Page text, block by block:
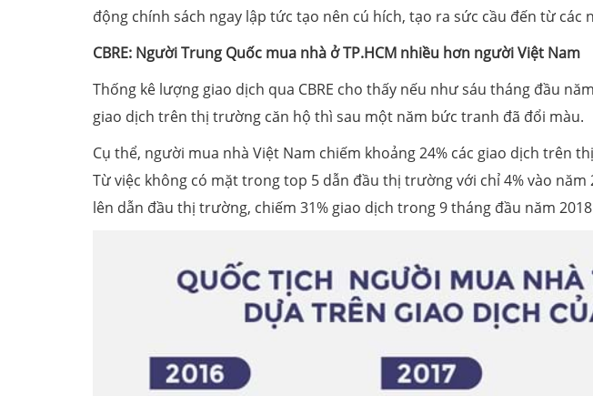
động chính sách ngay lập tức tạo nên cú hích, tạo ra sức cầu đến từ các
CBRE: Người Trung Quốc mua nhà ở TP.HCM nhiều hơn người Việt Nam
Thống kê lượng giao dịch qua CBRE cho thấy nếu như sáu tháng đầu
giao dịch trên thị trường căn hộ thì sau một năm bức tranh đã đổi màu.
Cụ thể, người mua nhà Việt Nam chiếm khoảng 24% các giao dịch trên
Từ việc không có mặt trong top 5 dẫn đầu thị trường với chỉ 4% vào
lên dẫn đầu thị trường, chiếm 31% giao dịch trong 9 tháng đầu năm